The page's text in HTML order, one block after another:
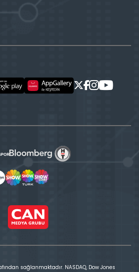
sağlanmaktadır. NASDAQ, Dow Jones